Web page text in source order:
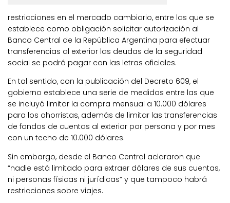
restricciones en el mercado cambiario, entre las que se
establece como obligación solicitar autorización al
Banco Central de la República Argentina para efectuar
transferencias al exterior las deudas de la seguridad
social se podrá pagar con las letras oficiales.
En tal sentido, con la publicación del Decreto 609, el
gobierno establece una serie de medidas entre las que
se incluyó limitar la compra mensual a 10.000 dólares
para los ahorristas, además de limitar las transferencias
de fondos de cuentas al exterior por persona y por mes
con un techo de 10.000 dólares.
Sin embargo, desde el Banco Central aclararon que
“nadie está limitado para extraer dólares de sus cuentas,
ni personas físicas ni jurídicas” y que tampoco habrá
restricciones sobre viajes.